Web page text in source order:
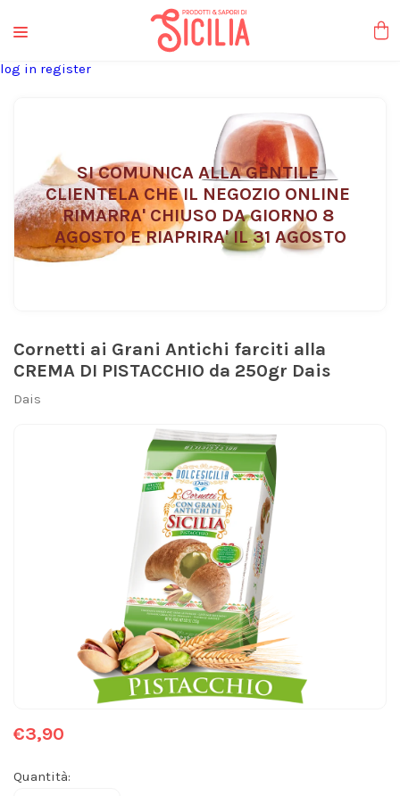
liquori tipici
log in register
SI COMUNICA ALLA GENTILE
CLIENTELA CHE IL NEGOZIO ONLINE
RIMARRA' CHIUSO DA GIORNO 8
AGOSTO E RIAPRIRA' IL 31 AGOSTO
Cornetti ai Grani Antichi farciti alla
CREMA DI PISTACCHIO da 250gr Dais
Dais
€3,90
Quantità: